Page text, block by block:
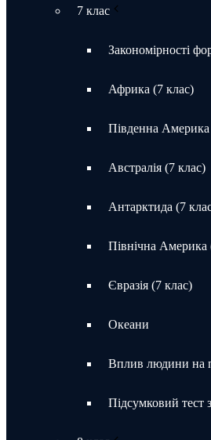
7 клас
Закономірності
Африка (7 клас)
Південна Америка
Австралія (7 клас)
Антарктида (7
Північна Америка
Євразія (7 клас)
Океани
Вплив людини на
Підсумковий тест